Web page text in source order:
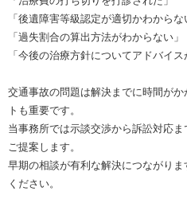
「後遺障害等級認定が適切かわからな
「過失割合の算出方法がわからない」
「今後の治療方針についてアドバイス
交通事故の問題は解決までに時間が
トも重要です。
当事務所では示談交渉から訴訟対応
ご提案します。
早期の相談が有利な解決につながり
ください。